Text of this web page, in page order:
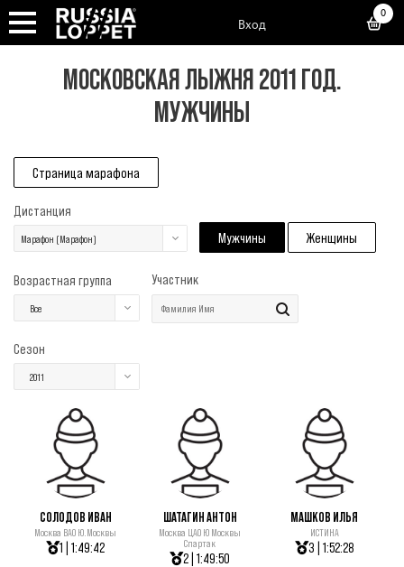
Вход
0
МОСКОВСКАЯ ЛЫЖНЯ 2011 ГОД.
МУЖЧИНЫ
Страница марафона
Дистанция
Марафон (Марафон) Мужчины Женщины
Возрастная группа
Все
Участник
Сезон
2011
СОЛОДОВ ИВАН
Москва ВАО Ю.Москвы
1 | 1:49:42
ШАТАГИН АНТОН
Москва ЦАО Ю Москвы
Спартак
2 | 1:49:50
МАШКОВ ИЛЬЯ
ИСТИНА
3 | 1:52:28